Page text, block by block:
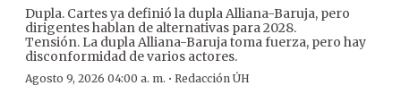
Dupla. Cartes ya definió la dupla Alliana-Baruja, pero
dirigentes hablan de alternativas para 2028.
Tensión. La dupla Alliana-Baruja toma fuerza, pero hay
disconformidad de varios actores.
Agosto 9, 2026 04:00 a. m. · Redacción ÚH